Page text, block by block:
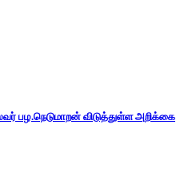
பழ.நெடுமாறன் விடுத்துள்ள அறிக்கை